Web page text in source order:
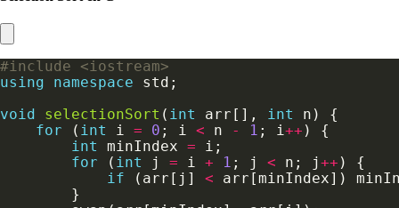
#include
<iostream>
using
namespace
void
selectionSort ( int arr[], int
for ( int i = 0 ; i < n - 1 ; i++
int
minIndex =
for ( int j = i + 1 ; j < n; j++
if (arr[j] < arr[minIndex])